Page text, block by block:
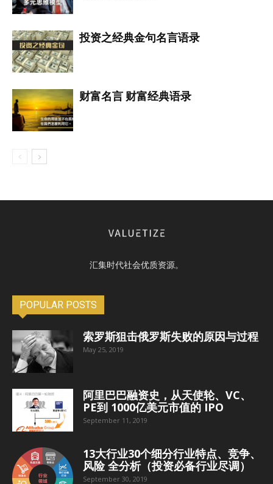
投资之经典金句名言语录
财富名言 财富经典语录
汇集时代社会优质资源。
POPULAR POSTS
索罗斯狙击俄罗斯失败的原因与过程
May 25, 2019
阿里巴巴融资史，从天使轮、VC、
PE到 1000亿美元市值的 IPO
September 11, 2019
13大行业30个细分行业特点、竞争、
风险 全分析（投资必备行业尽调）
September 30, 2019